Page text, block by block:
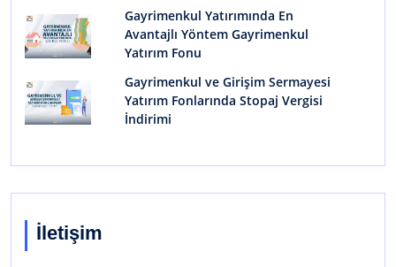
Gayrimenkul Yatırımında En
Avantajlı Yöntem Gayrimenkul
Yatırım Fonu
Gayrimenkul ve Girişim Sermayesi
Yatırım Fonlarında Stopaj Vergisi
İndirimi
İletişim